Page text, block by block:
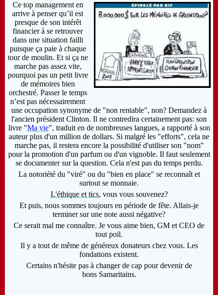
Ce top management en
arrive à penser qu’il est
presque de son intérêt
financier à se retrouver
dans une situation failli
puisque ça paie à chaque
tour de moulin. Et si ça ne
marche pas assez vite,
pourquoi pas un petit livre
de mémoires bien
orchestré. Passer le temps
n’est pas nécessairement
une occupation synonyme de "non rentable", non? Demandez à
l'ancien président Clinton. Il ne contredira certainement pas: son
livre "Ma vie", traduit en de nombreuses langues, a rapporté à son
auteur plus d'un million de dollars. Si malgré les "efforts", cela ne
marche pas, il restera encore la possibilité d'utiliser son "nom"
pour la promotion d'un parfum ou d'un vignoble. Il faut seulement
se documenter sur la question. Cela n'est pas du temps perdu.
La notoriété du "viré" ou du "bien en place" se reconnaît et
surtout se monnaie.
L'éthique et tics, vous vous souvenez?
Et puis, nous sommes toujours en période de fête. Allais-je
terminer sur une note aussi négative?
Ce serait mal me connaître. Je vous aime bien, GM et CEO de
tout poil.
Il y a tout de même de généreux donateurs chez vous. Les
fondations existent.
Certains n'hésite pas à changer de cap pour devenir de
bons Samaritains.